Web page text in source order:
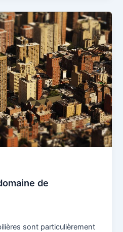
de
sont particulièrement